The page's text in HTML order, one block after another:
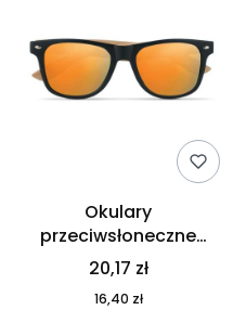
Okulary
przeciwsłoneczne
CALIFORNIA TOUCH
MO9617-10
20,17 zł
16,40 zł